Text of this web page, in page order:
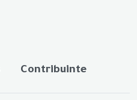
Contribuinte